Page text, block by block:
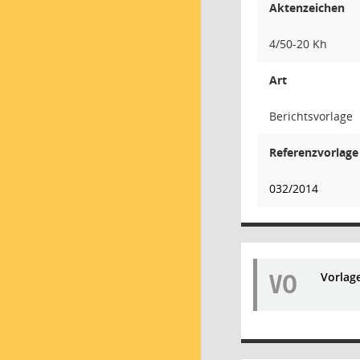
Aktenzeichen
4/50-20 Kh
Art
Berichtsvorlage
Referenzvorlage
032/2014
VO